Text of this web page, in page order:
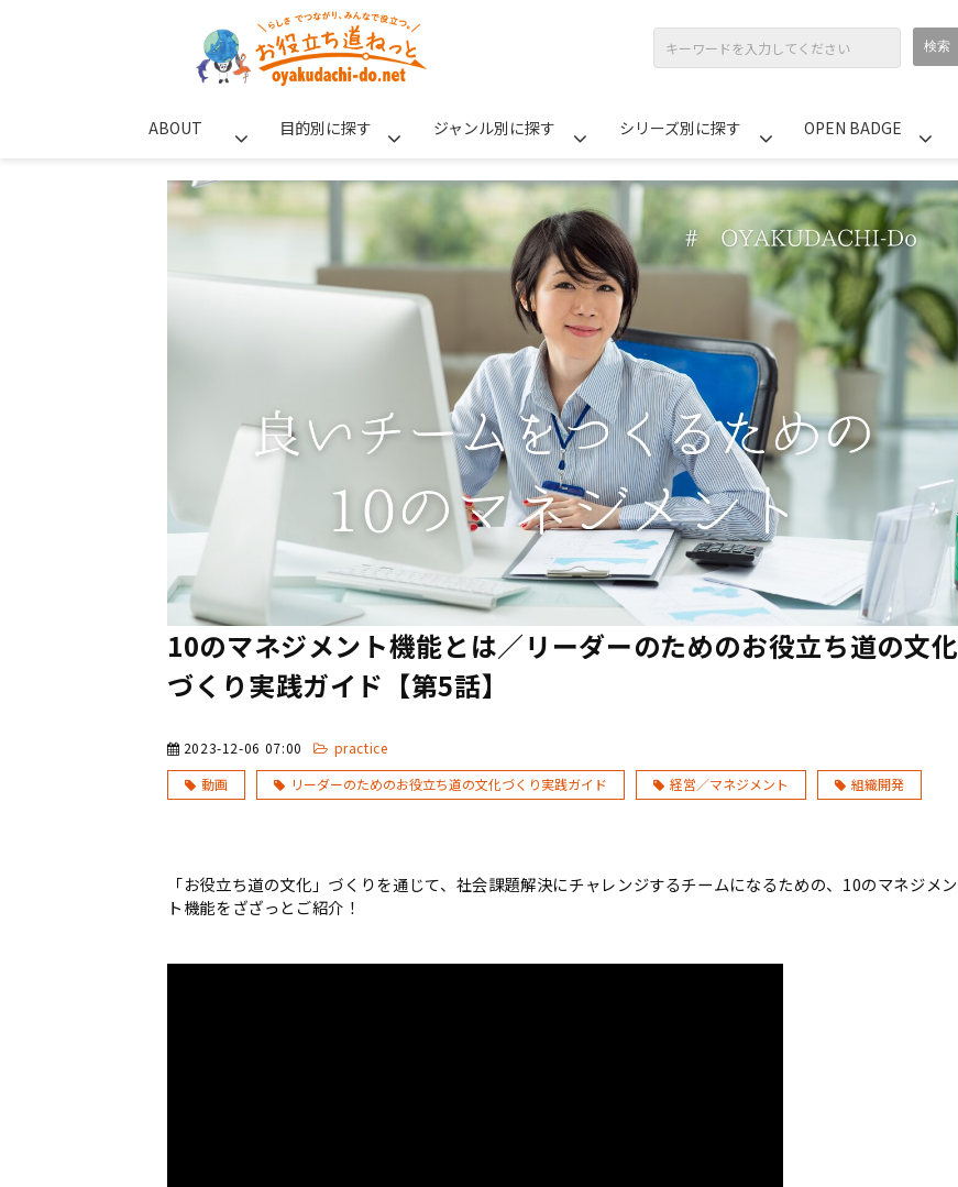
ABOUT 目的別に探す ジャンル別に探す シリーズ別に探す OPEN BADGE
10のマネジメント機能とは／リーダーのためのお役立ち道の文化
づくり実践ガイド【第5話】
2023-12-06 07:00
practice
動画
リーダーのためのお役立ち道の文化づくり実践ガイド 経営／マネジメント 組織開発
「お役立ち道の文化」づくりを通じて、社会課題解決にチャレンジするチームになるための、10のマネジメン
ト機能をざざっとご紹介！